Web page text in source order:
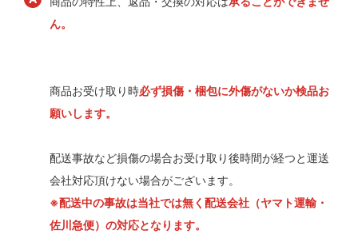
ん。
商品お受け取り時必ず損傷・梱包に外傷がないか検品お
願いします。
配送事故など損傷の場合お受け取り後時間が経つと運送
会社対応頂けない場合がございます。
※配送中の事故は当社では無く配送会社（ヤマト運輸・
佐川急便）の対応となります。